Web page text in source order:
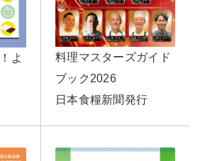
よ
料理マスターズガイド
ブック2026
日本食糧新聞発行